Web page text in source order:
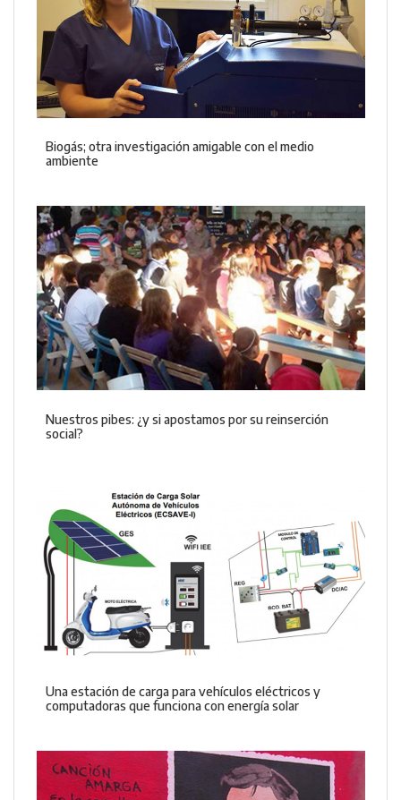
Biogás; otra investigación amigable con el medio
ambiente
Nuestros pibes: ¿y si apostamos por su reinserción
social?
Una estación de carga para vehículos eléctricos y
computadoras que funciona con energía solar